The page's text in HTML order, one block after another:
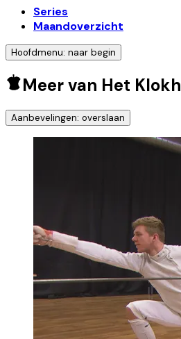
Series
Maandoverzicht
Hoofdmenu: naar begin
Meer van Het
Aanbevelingen: overslaan